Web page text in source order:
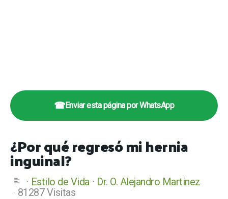
☎Enviar esta página por WhatsApp
¿Por qué regresó mi hernia
inguinal?
Estilo de Vida
Dr. O. Alejandro Martinez
81287 Visitas